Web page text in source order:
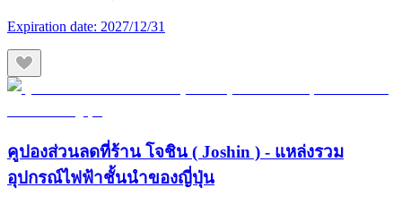
Expiration date: 2027/12/31
คูปองส่วนลดที่ร้าน โจชิน ( Joshin ) - แหล่งรวม
อุปกรณ์ไฟฟ้าชั้นนำของญี่ปุ่น